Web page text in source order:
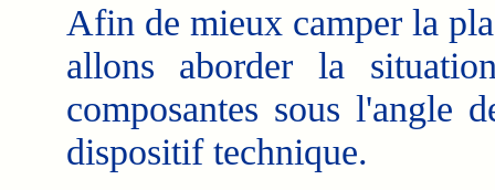
Afin de mieux camper la
allons aborder la
composantes sous l'angle
dispositif technique.